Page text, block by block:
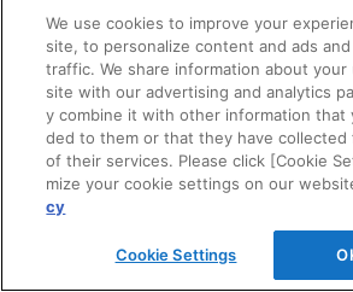
CAD
BIM用テクスチャー
図面（PDF）
We use cookies to improve your
site, to personalize content and ads
traffic. We share information about
site with our advertising and analytics
y combine it with other information that
ded to them or that they have collected
of their services. Please click [Cookie
mize your cookie settings on our
cy
Cookie Settings